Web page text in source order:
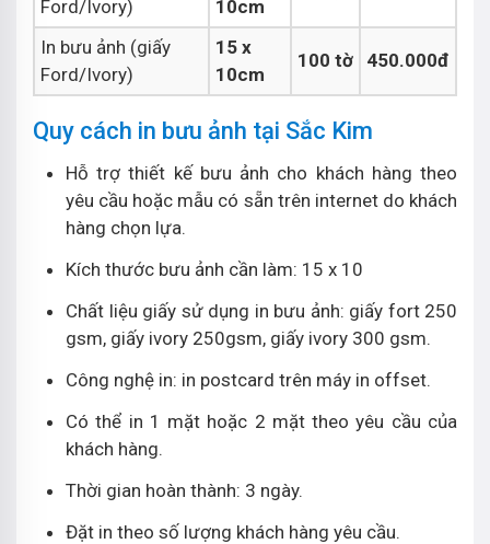
Ford/Ivory)
10cm
In bưu ảnh (giấy
Ford/Ivory)
15 x
10cm
100 tờ 450.000đ
Quy cách in bưu ảnh tại Sắc Kim
Hỗ trợ thiết kế bưu ảnh cho khách hàng theo
yêu cầu hoặc mẫu có sẵn trên internet do khách
hàng chọn lựa.
Kích thước bưu ảnh cần làm: 15 x 10
Chất liệu giấy sử dụng in bưu ảnh: giấy fort 250
gsm, giấy ivory 250gsm, giấy ivory 300 gsm.
Công nghệ in: in postcard trên máy in offset.
Có thể in 1 mặt hoặc 2 mặt theo yêu cầu của
khách hàng.
Thời gian hoàn thành: 3 ngày.
Đặt in theo số lượng khách hàng yêu cầu.